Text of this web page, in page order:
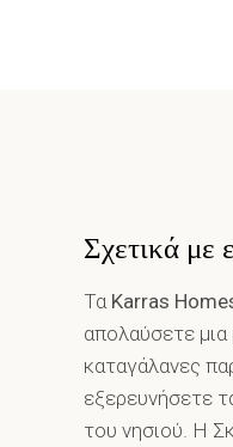
Σχετικά με
Τα Karras
απολαύσετε μια
καταγάλανες
εξερευνήσετε
του νησιού. Η